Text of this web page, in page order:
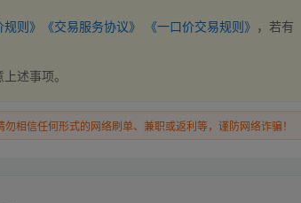
则》 《交易服务协议》 《一口价交易规则》 ，若有
述事项。
相信任何形式的网络刷单、兼职或返利等，谨防网络诈骗！